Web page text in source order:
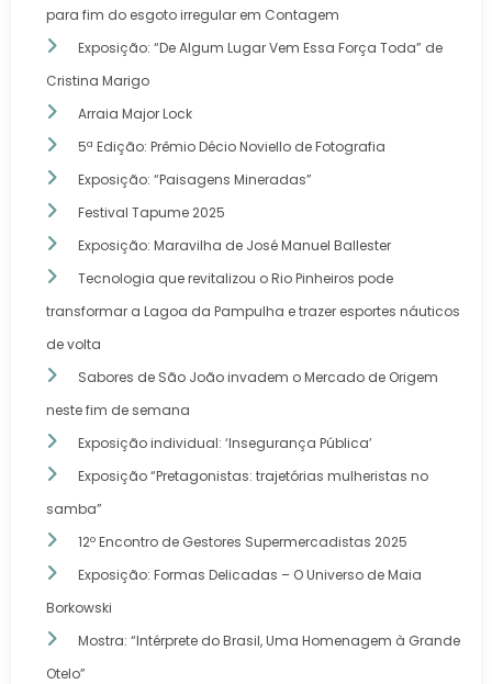
para fim do esgoto irregular em Contagem
Exposição: “De Algum Lugar Vem Essa Força Toda” de
Cristina Marigo
Arraia Major Lock
5ª Edição: Prêmio Décio Noviello de Fotografia
Exposição: “Paisagens Mineradas”
Festival Tapume 2025
Exposição: Maravilha de José Manuel Ballester
Tecnologia que revitalizou o Rio Pinheiros pode
transformar a Lagoa da Pampulha e trazer esportes náuticos
de volta
Sabores de São João invadem o Mercado de Origem
neste fim de semana
Exposição individual: ‘Insegurança Pública’
Exposição “Pretagonistas: trajetórias mulheristas no
samba”
12º Encontro de Gestores Supermercadistas 2025
Exposição: Formas Delicadas – O Universo de Maia
Borkowski
Mostra: “Intérprete do Brasil, Uma Homenagem à Grande
Otelo”